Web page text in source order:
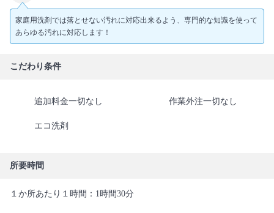
家庭用洗剤では落とせない汚れに対応出来るよう、専門的な知識を使って
あらゆる汚れに対応します！
こだわり条件
追加料金一切なし 作業外注一切なし
エコ洗剤
所要時間
１か所あたり１時間：1時間30分